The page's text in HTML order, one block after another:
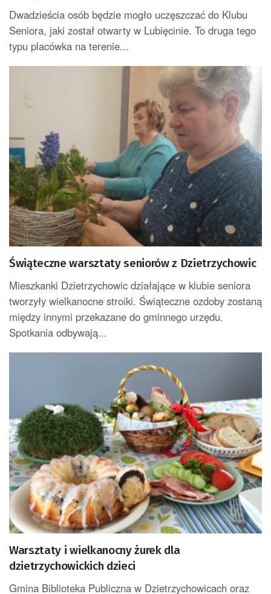
Dwadzieścia osób będzie mogło uczęszczać do Klubu
Seniora, jaki został otwarty w Lubięcinie. To druga tego
typu placówka na terenie...
Świąteczne warsztaty seniorów z Dzietrzychowic
Mieszkanki Dzietrzychowic działające w klubie seniora
tworzyły wielkanocne stroiki. Świąteczne ozdoby zostaną
między innymi przekazane do gminnego urzędu.
Spotkania odbywają...
Warsztaty i wielkanocny żurek dla
dzietrzychowickich dzieci
Gmina Biblioteka Publiczna w Dzietrzychowicach oraz